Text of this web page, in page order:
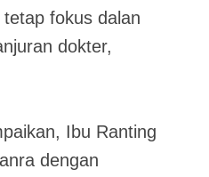
fokus dalan
dokter,
Ibu Ranting
dengan